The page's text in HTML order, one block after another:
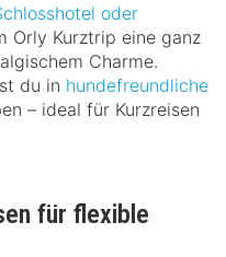
oder
Orly Kurztrip eine ganz
Charme.
du in hundefreundliche
– ideal für Kurzreisen
für flexible